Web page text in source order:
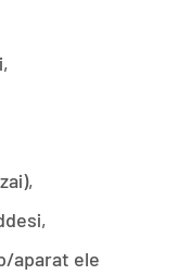
aparat ele